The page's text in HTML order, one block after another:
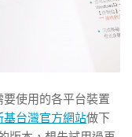
使用的各平台裝置
基台灣官方網站做下